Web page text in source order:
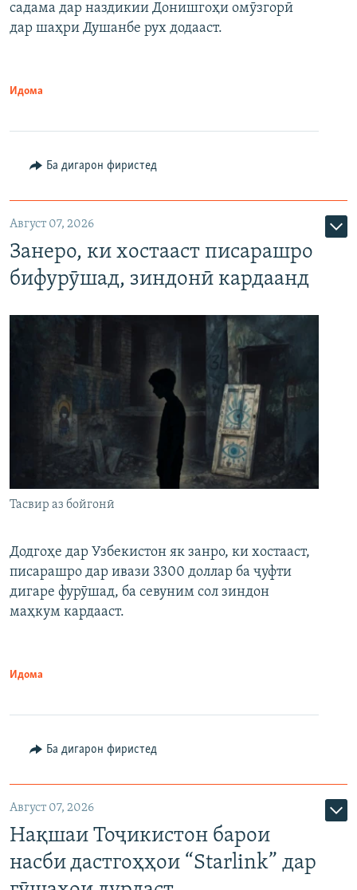
садама дар наздикии Донишгоҳи омӯзгорӣ
дар шаҳри Душанбе рух додааст.
Идома
Ба дигарон фиристед
Август 07, 2026
Занеро, ки хостааст писарашро
бифурӯшад, зиндонӣ кардаанд
Тасвир аз бойгонӣ
Додгоҳе дар Узбекистон як занро, ки хостааст,
писарашро дар ивази 3300 доллар ба ҷуфти
дигаре фурӯшад, ба севуним сол зиндон
маҳкум кардааст.
Идома
Ба дигарон фиристед
Август 07, 2026
Нақшаи Тоҷикистон барои
насби дастгоҳҳои “Starlink” дар